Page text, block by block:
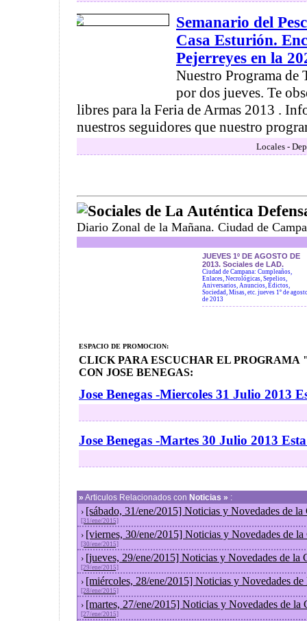
Semanario del
Casa Esturión.
Pejerreyes en la
Nuestro Programa de
por dos jueves. Te
libres para la Feria de Armas 2013 .
nuestros seguidores que nuestro
Locales -
Sociales de La Auténtica
Diario Zonal de la Mañana. Ciudad de
JUEVES 1º DE AGOSTO DE
2013. Sociales de LAD.
Ciudad de Campana: Cumpleaños,
Enlaces, Necrológicas, Sepelios,
Aniversarios, Anuncios, Edictos,
Sociedad, Misas, etc. jueves 1º de
de 2013
ESPACIO DE PROMOCION:
CLICK PARA ESCUCHAR EL PROGRAMA
CON JOSE BENEGAS:
Jose Benegas -Miercoles 31 Julio 2013
Jose Benegas -Martes 30 Julio 2013
» Articulos Relacionados con Noticias » :
› [sábado, 31/ene/2015] Noticias y Novedades de la
[31/ene/2015]
› [viernes, 30/ene/2015] Noticias y Novedades de
[30/ene/2015]
› [jueves, 29/ene/2015] Noticias y Novedades de la
[29/ene/2015]
› [miércoles, 28/ene/2015] Noticias y Novedades
[28/ene/2015]
› [martes, 27/ene/2015] Noticias y Novedades de la
[27/ene/2015]